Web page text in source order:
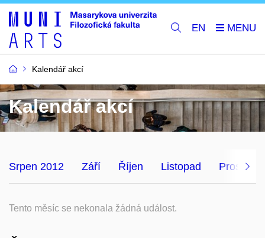
EN
Kalendář akcí
Kalendář akcí
Srpen 2012 Září Říjen Listopad Prosinec
Tento měsíc se nekonala žádná událost.